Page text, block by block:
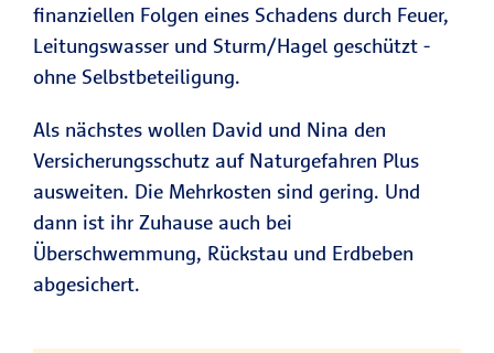
finanziellen Folgen eines Schadens durch Feuer,
Leitungswasser und Sturm/Hagel geschützt -
ohne Selbstbeteiligung.
Als nächstes wollen David und Nina den
Versicherungsschutz auf Naturgefahren Plus
ausweiten. Die Mehrkosten sind gering. Und
dann ist ihr Zuhause auch bei
Überschwemmung, Rückstau und Erdbeben
abgesichert.